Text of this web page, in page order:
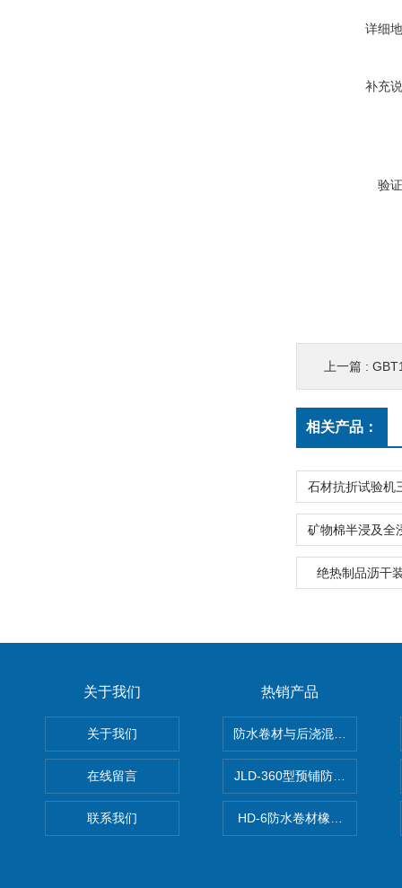
详细
补充
验
上一篇 :
相关产品：
绝热制品沥干
关于我们
关于我们
在线留言
联系我们
热销产品
防水卷材与后浇混凝土剥离强
JLD-360型预铺防水卷材抗冲
HD-6防水卷材橡胶测厚仪